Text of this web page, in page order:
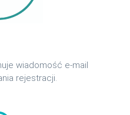
wiadomość e-mail
rejestracji.